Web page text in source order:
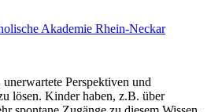
Akademie Rhein-Neckar
Perspektiven und
lösen. Kinder haben, z.B. über